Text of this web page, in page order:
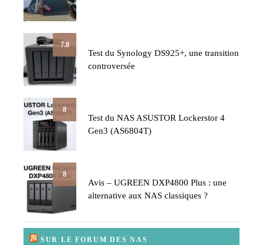
7.8
Test du Synology DS925+, une transition
controversée
8
Test du NAS ASUSTOR Lockerstor 4
Gen3 (AS6804T)
8
Avis – UGREEN DXP4800 Plus : une
alternative aux NAS classiques ?
SUR LE FORUM DES NAS